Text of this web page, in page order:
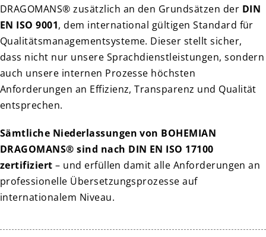
DRAGOMANS® zusätzlich an den Grundsätzen der DIN
EN ISO 9001, dem international gültigen Standard für
Qualitätsmanagementsysteme. Dieser stellt sicher,
dass nicht nur unsere Sprachdienstleistungen, sondern
auch unsere internen Prozesse höchsten
Anforderungen an Effizienz, Transparenz und Qualität
entsprechen.
Sämtliche Niederlassungen von BOHEMIAN
DRAGOMANS® sind nach DIN EN ISO 17100
zertifiziert – und erfüllen damit alle Anforderungen an
professionelle Übersetzungsprozesse auf
internationalem Niveau.